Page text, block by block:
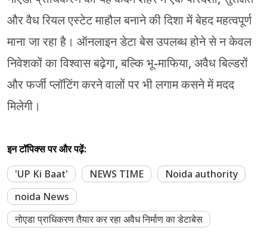
और वैध रियल एस्टेट माहौल बनाने की दिशा में बेहद महत्वपूर्ण
माना जा रहा है। ऑनलाइन डेटा बेस उपलब्ध होने से न केवल
निवेशकों का विश्वास बढ़ेगा, बल्कि भू-माफिया, अवैध बिल्डरों
और फर्जी प्लॉटिंग करने वालों पर भी लगाम कसने में मदद
मिलेगी।
इन टॉपिक्स पर और पढ़ें:
'UP Ki Baat'
NEWS TIME
Noida authority
noida News
नोएडा प्राधिकरण तैयार कर रहा अवैध निर्माण का डेटाबेस